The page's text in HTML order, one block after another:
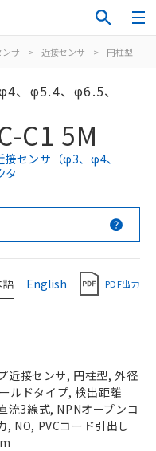
ンサ > 近接センサ > 円柱型
、φ5.4、φ6.5、
C1 5M
センサ（φ3、φ4、
タ
語 English PDF出力
近接センサ, 円柱型, 外径
ルドタイプ, 検出距離
流3線式, NPNオープンコ
, NO, PVCコード引出し